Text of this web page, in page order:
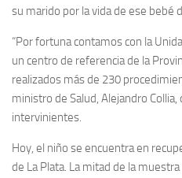
su marido por la vida de ese bebé
“Por fortuna contamos con la
un centro de referencia de la
realizados más de 230
ministro de Salud, Alejandro
intervinientes.
Hoy, el niño se encuentra en
de La Plata. La mitad de la